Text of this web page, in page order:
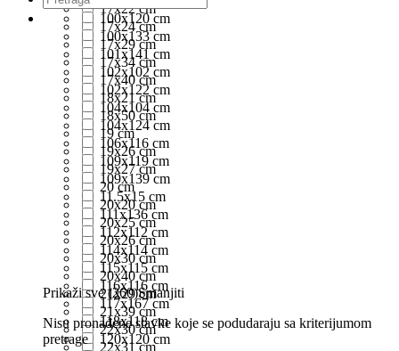
17x22 cm
17x24 cm
17x29 cm
17x34 cm
17x40 cm
18x21 cm
18x50 cm
19 cm
19x26 cm
19x27 cm
20 cm
20x20 cm
20x25 cm
20x26 cm
20x30 cm
20x40 cm
21x29 cm
21x39 cm
22x30 cm
22x31 cm
100x120 cm
100x133 cm
101x141 cm
102x102 cm
102x122 cm
104x104 cm
104x124 cm
106x116 cm
109x119 cm
109x139 cm
11.5x15 cm
111x136 cm
112x112 cm
114x114 cm
115x115 cm
116x116 cm
117x167 cm
118x118 cm
120x120 cm
Prikaži sve (260)Smanjiti
Nisu pronađene stavke koje se podudaraju sa kriterijumom
pretrage